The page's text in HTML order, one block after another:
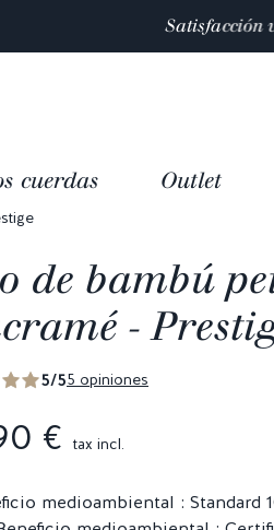
cuerdas Outlet
de bambú
-
5/55 opiniones
€ tax incl.